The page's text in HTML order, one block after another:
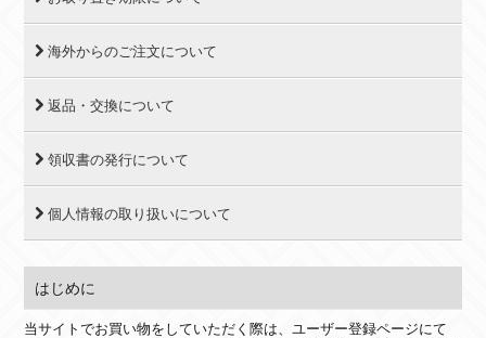
海外からのご注文について
返品・交換について
領収書の発行について
個人情報の取り扱いについて
はじめに
当サイトでお買い物をしていただく際は、ユーザー登録ページにて